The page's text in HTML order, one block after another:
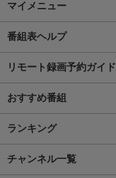
マイメニュー
番組表ヘルプ
リモート録画予約ガイド
おすすめ番組
ランキング
チャンネル一覧